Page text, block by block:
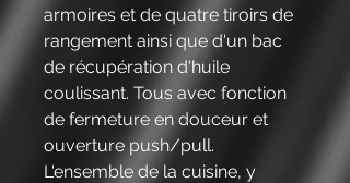
armoires et de quatre tiroirs de
rangement ainsi que d'un bac
de récupération d'huile
coulissant. Tous avec fonction
de fermeture en douceur et
ouverture push/pull.
L'ensemble de la cuisine, y